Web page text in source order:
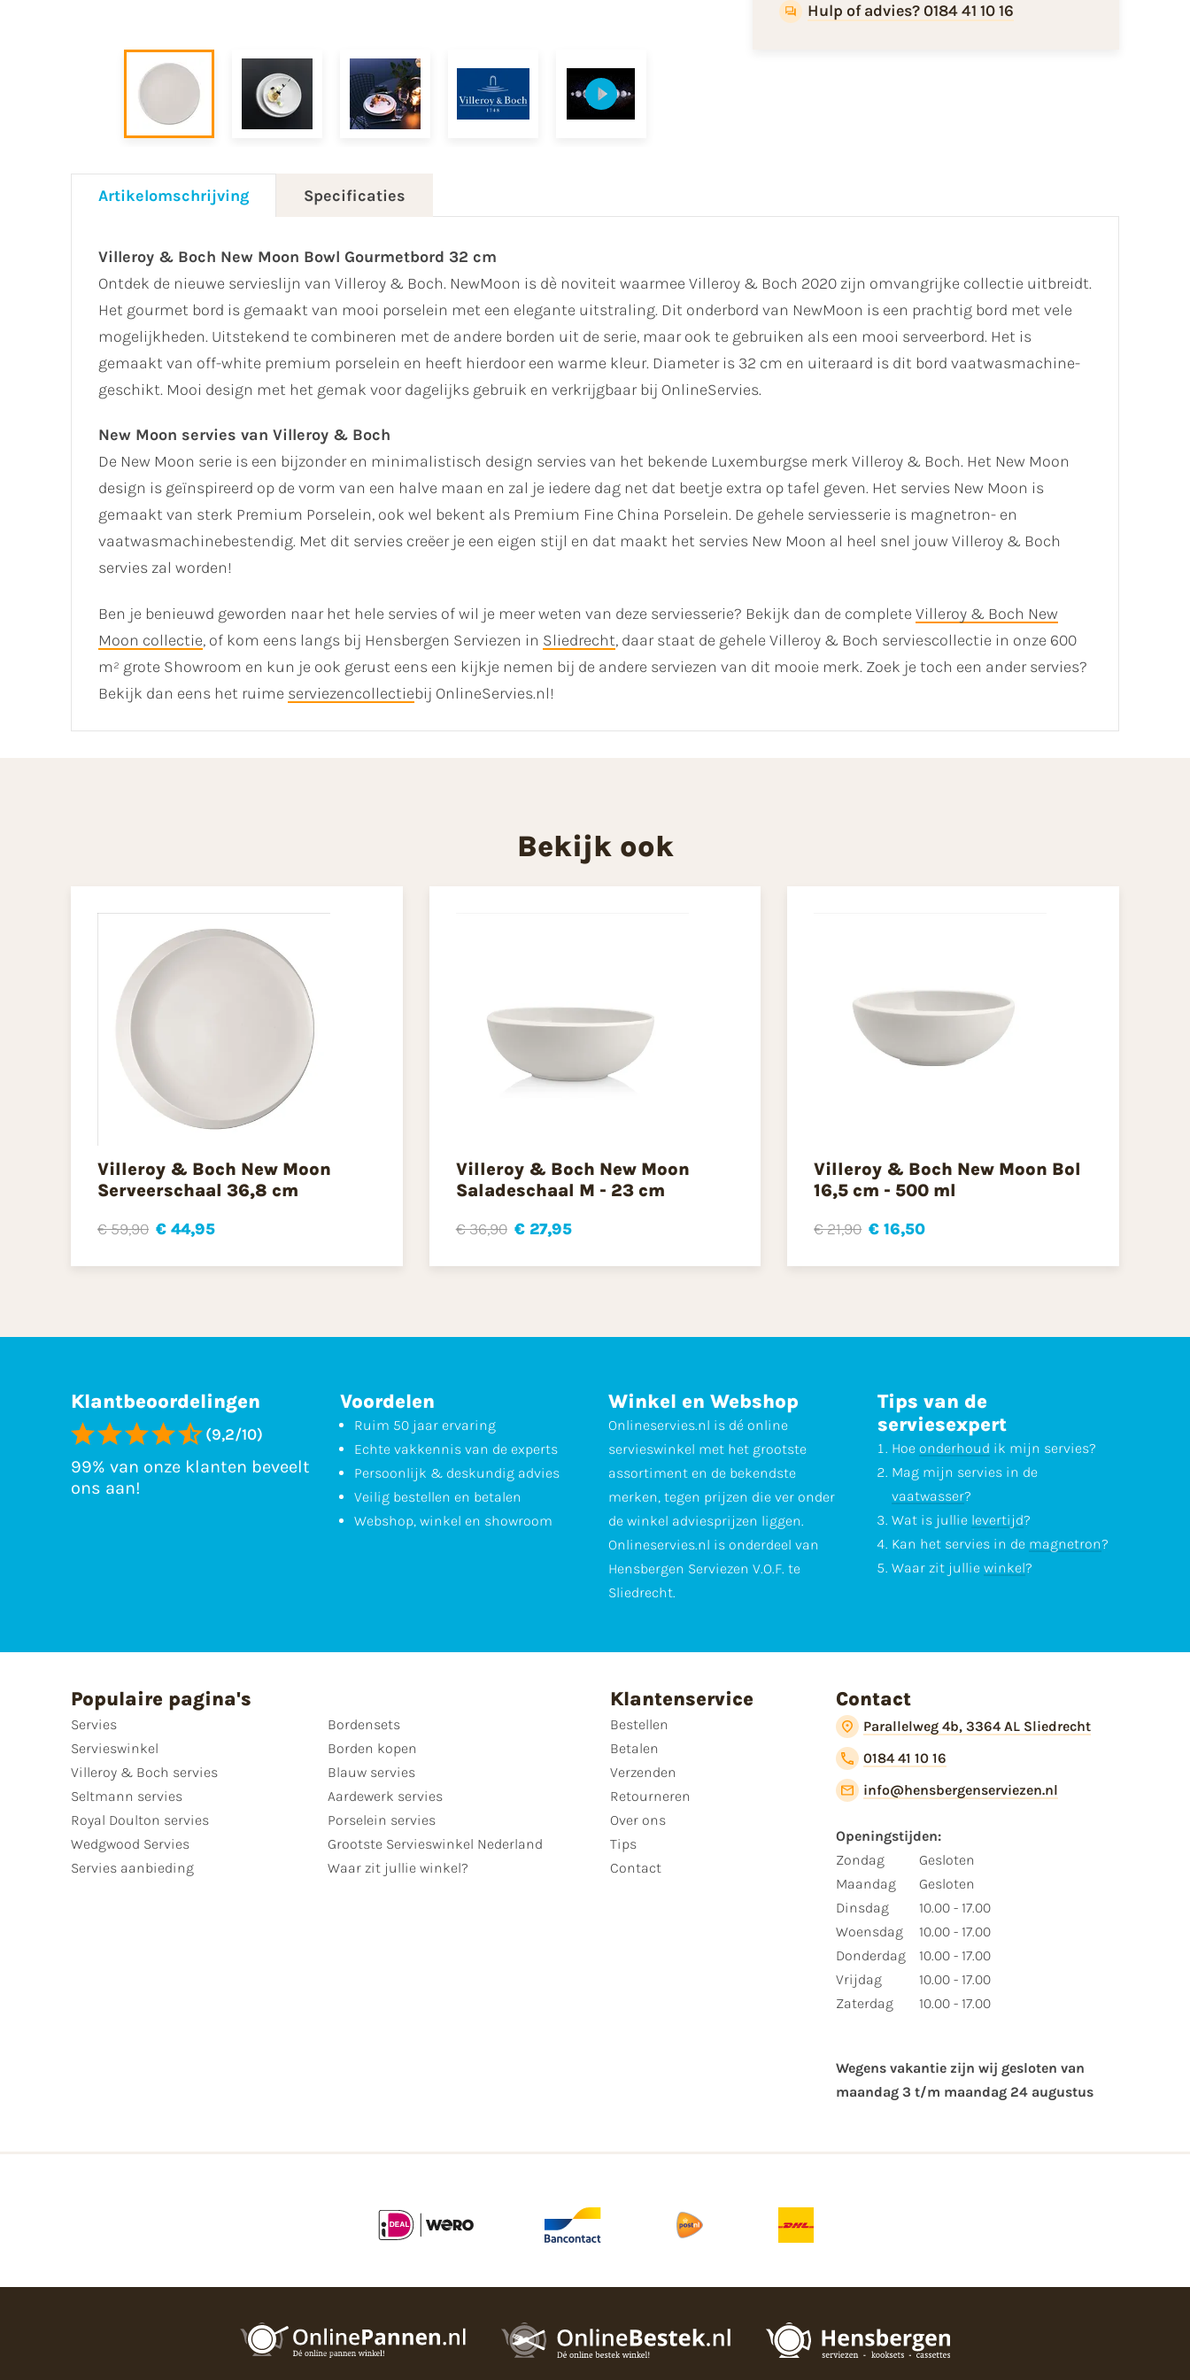
Hulp of advies? 0184 41 10 16
Artikelomschrijving Specificaties
Villeroy & Boch New Moon Bowl Gourmetbord 32 cm
Ontdek de nieuwe servieslijn van Villeroy & Boch. NewMoon is dè noviteit waarmee Villeroy & Boch 2020 zijn omvangrijke collectie uitbreidt.
Het gourmet bord is gemaakt van mooi porselein met een elegante uitstraling. Dit onderbord van NewMoon is een prachtig bord met vele
mogelijkheden. Uitstekend te combineren met de andere borden uit de serie, maar ook te gebruiken als een mooi serveerbord. Het is
gemaakt van off-white premium porselein en heeft hierdoor een warme kleur. Diameter is 32 cm en uiteraard is dit bord vaatwasmachine-
geschikt. Mooi design met het gemak voor dagelijks gebruik en verkrijgbaar bij OnlineServies.
New Moon servies van Villeroy & Boch
De New Moon serie is een bijzonder en minimalistisch design servies van het bekende Luxemburgse merk Villeroy & Boch. Het New Moon
design is geïnspireerd op de vorm van een halve maan en zal je iedere dag net dat beetje extra op tafel geven. Het servies New Moon is
gemaakt van sterk Premium Porselein, ook wel bekent als Premium Fine China Porselein. De gehele serviesserie is magnetron- en
vaatwasmachinebestendig. Met dit servies creëer je een eigen stijl en dat maakt het servies New Moon al heel snel jouw Villeroy & Boch
servies zal worden!
Ben je benieuwd geworden naar het hele servies of wil je meer weten van deze serviesserie? Bekijk dan de complete Villeroy & Boch New
Moon collectie, of kom eens langs bij Hensbergen Serviezen in Sliedrecht, daar staat de gehele Villeroy & Boch serviescollectie in onze 600
m² grote Showroom en kun je ook gerust eens een kijkje nemen bij de andere serviezen van dit mooie merk. Zoek je toch een ander servies?
Bekijk dan eens het ruime serviezencollectiebij OnlineServies.nl!
Bekijk ook
Villeroy & Boch New Moon
Serveerschaal 36,8 cm
€ 59,90 € 44,95
Villeroy & Boch New Moon
Saladeschaal M - 23 cm
€ 36,90 € 27,95
Villeroy & Boch New Moon Bol
16,5 cm - 500 ml
€ 21,90 € 16,50
Klantbeoordelingen
(9,2/10)
99% van onze klanten beveelt
ons aan!
Voordelen
Ruim 50 jaar ervaring
Echte vakkennis van de experts
Persoonlijk & deskundig advies
Veilig bestellen en betalen
Webshop, winkel en showroom
Winkel en Webshop
Onlineservies.nl is dé online
servieswinkel met het grootste
assortiment en de bekendste
merken, tegen prijzen die ver onder
de winkel adviesprijzen liggen.
Onlineservies.nl is onderdeel van
Hensbergen Serviezen V.O.F. te
Sliedrecht.
Tips van de
serviesexpert
Hoe onderhoud ik mijn servies?
Mag mijn servies in de
vaatwasser?
Wat is jullie levertijd?
Kan het servies in de magnetron?
Waar zit jullie winkel?
Populaire pagina's
Servies
Servieswinkel
Villeroy & Boch servies
Seltmann servies
Royal Doulton servies
Wedgwood Servies
Servies aanbieding
Bordensets
Borden kopen
Blauw servies
Aardewerk servies
Porselein servies
Grootste Servieswinkel Nederland
Waar zit jullie winkel?
Klantenservice
Bestellen
Betalen
Verzenden
Retourneren
Over ons
Tips
Contact
Contact
Parallelweg 4b, 3364 AL Sliedrecht
0184 41 10 16
info@hensbergenserviezen.nl
Openingstijden:
Zondag
Maandag
Dinsdag
Woensdag
Donderdag
Vrijdag
Zaterdag
Gesloten
Gesloten
10.00 - 17.00
10.00 - 17.00
10.00 - 17.00
10.00 - 17.00
10.00 - 17.00
Wegens vakantie zijn wij gesloten van ​
maandag 3 t/m maandag 24 augustus